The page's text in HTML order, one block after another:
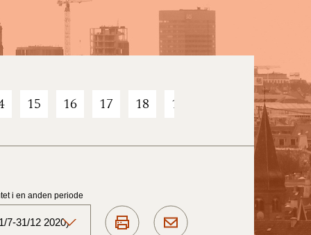
15 16 17 18 19 21 22
i en anden periode
7-31/12 2020)